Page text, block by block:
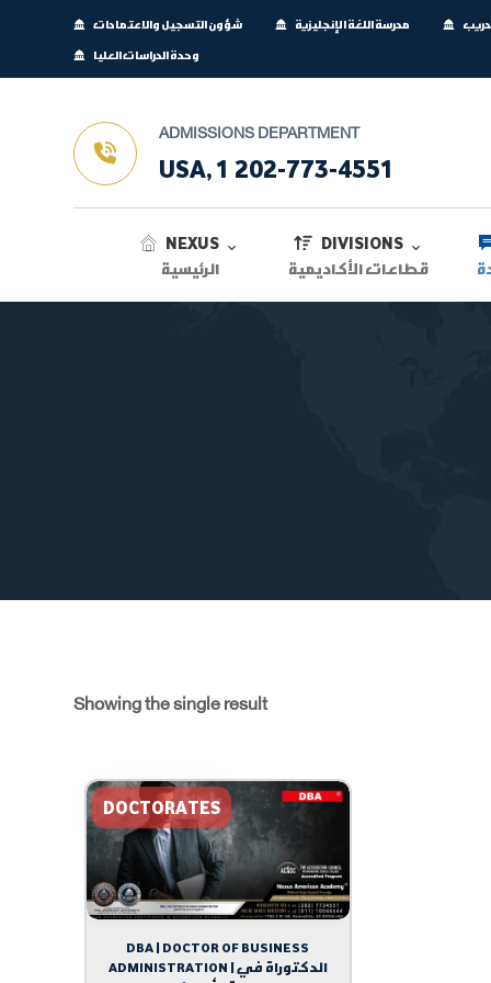
شؤون التسجيل والاعتمادات مدرسة اللغة الإنجليزية
وحدة الدراسات العليا
ADMISSIONS DEPARTMENT
USA, 1 202-773-4551
NEXUS
الرئيسية
DIVISIONS
قطاعات الأكاديمية
Showing the single result
DBA | DOCTOR OF BUSINESS
ADMINISTRATION | الدكتوراة في
DOCTORATES